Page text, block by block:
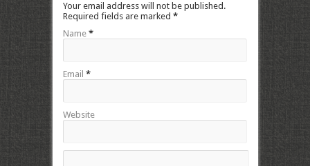
Your email address will not be published.
Required fields are marked *
Name *
Email *
Website